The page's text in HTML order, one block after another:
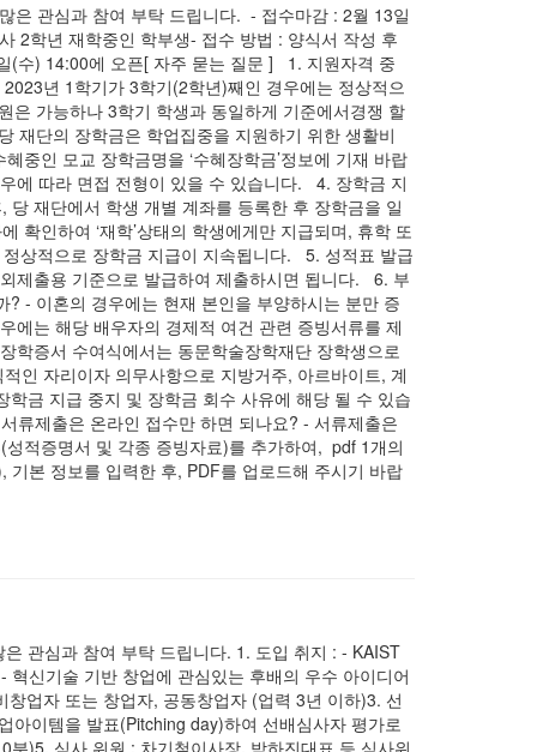
은 관심과 참여 부탁 드립니다. - 접수마감 : 2월 13일
2학년 재학중인 학부생- 접수 방법 : 양식서 작성 후
(수) 14:00에 오픈[ 자주 묻는 질문 ] 1. 지원자격 중
년 1학기가 3학기(2학년)째인 경우에는 정상적으
가능하나 3학기 학생과 동일하게 기준에서경쟁 할
단의 장학금은 학업집중을 지원하기 위한 생활비
중인 모교 장학금명을 ‘수혜장학금’정보에 기재 바랍
에 따라 면접 전형이 있을 수 있습니다. 4. 장학금 지
재단에서 학생 개별 계좌를 등록한 후 장학금을 일
확인하여 ‘재학’상태의 학생에게만 지급되며, 휴학 또
상적으로 장학금 지급이 지속됩니다. 5. 성적표 발급
제출용 기준으로 발급하여 제출하시면 됩니다. 6. 부
- 이혼의 경우에는 현재 본인을 부양하시는 분만 증
에는 해당 배우자의 경제적 여건 관련 증빙서류를 제
증서 수여식에서는 동문학술장학재단 장학생으로
인 자리이자 의무사항으로 지방거주, 아르바이트, 계
금 지급 중지 및 장학금 회수 사유에 해당 될 수 있습
제출은 온라인 접수만 하면 되나요? - 서류제출은
적증명서 및 각종 증빙자료)를 추가하여, pdf 1개의
본 정보를 입력한 후, PDF를 업로드해 주시기 바랍
관심과 참여 부탁 드립니다. 1. 도입 취지 : - KAIST
신기술 기반 창업에 관심있는 후배의 우수 아이디어
업자 또는 창업자, 공동창업자 (업력 3년 이하)3. 선
이템을 발표(Pitching day)하여 선배심사자 평가로
)5. 심사 위원 : 차기철이사장, 박하진대표 등 심사위